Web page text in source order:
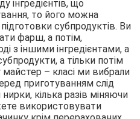
інгредієнтів, що
то його можна
субпродуктів. Ви
фарш, а потім,
з іншими інгредієнтами, а
а тільки потім
– класі ми вибрали
приготуванням слід
кілька разів міняючи
використовувати